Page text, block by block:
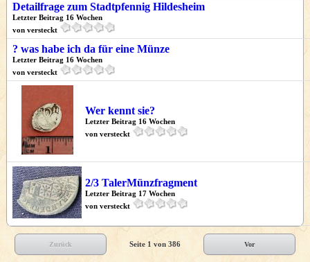
Detailfrage zum Stadtpfennig Hildesheim
Letzter Beitrag 16 Wochen
von versteckt
? was habe ich da für eine Münze
Letzter Beitrag 16 Wochen
von versteckt
Wer kennt sie?
Letzter Beitrag 16 Wochen
von versteckt
2/3 TalerMünzfragment
Letzter Beitrag 17 Wochen
von versteckt
Zurück Seite 1 von 386 Vor